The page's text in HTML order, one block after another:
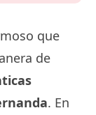
que
de
. En